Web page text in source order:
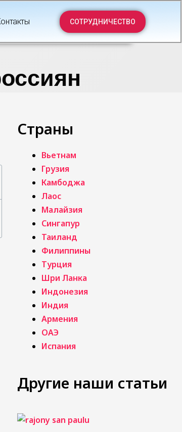
СОТРУДНИЧЕСТВО
Страны
Вьетнам
Грузия
Камбоджа
Лаос
Малайзия
Сингапур
Таиланд
Филиппины
Турция
Шри Ланка
Индонезия
Индия
Армения
ОАЭ
Испания
Другие наши статьи